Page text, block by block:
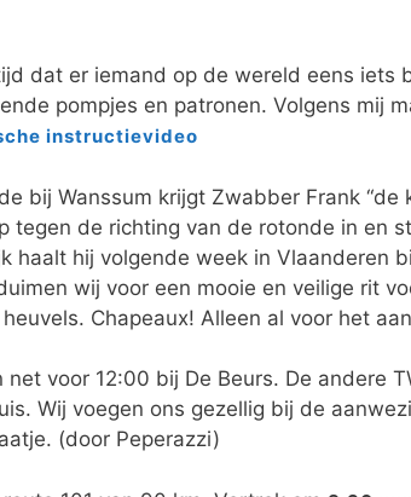
dat er iemand op de wereld eens iets
pompjes en patronen. Volgens mij
instructievideo
bij Wanssum krijgt Zwabber Frank
tegen de richting van de rotonde in en
haalt hij volgende week in Vlaanderen
wij voor een mooie en veilige rit
Chapeaux! Alleen al voor het
net voor 12:00 bij De Beurs. De andere
Wij voegen ons gezellig bij de
(door Peperazzi)